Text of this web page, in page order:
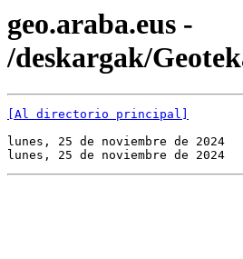
geo.araba.eus -
/deskargak/
[Al directorio principal]
lunes, 25 de noviembre de
lunes, 25 de noviembre de